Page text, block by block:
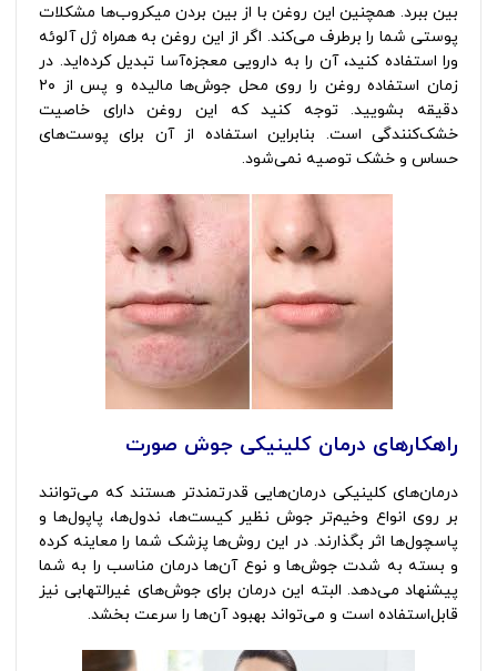
بین ببرد. همچنین این روغن با از بین بردن میکروب‌ها مشکلات
پوستی شما را برطرف می‌کند. اگر از این روغن به همراه ژل آلوئه
ورا استفاده کنید، آن را به دارویی معجزه‌آسا تبدیل کرده‌اید. در
زمان استفاده روغن را روی محل جوش‌ها مالیده و پس از ۲۰
دقیقه بشویید. توجه کنید که این روغن دارای خاصیت
خشک‌کنندگی است. بنابراین استفاده از آن برای پوست‌های
حساس و خشک توصیه نمی‌شود.
راهکارهای درمان کلینیکی جوش صورت
درمان‌های کلینیکی درمان‌هایی قدرتمندتر هستند که می‌توانند
بر روی انواع وخیم‌تر جوش نظیر کیست‌ها، ندول‌ها، پاپول‌ها و
پاسچول‌ها اثر بگذارند. در این روش‌ها پزشک شما را معاینه کرده
و بسته به شدت جوش‌ها و نوع آن‌ها درمان مناسب را به شما
پیشنهاد می‌دهد. البته این درمان‌ برای جوش‌های غیرالتهابی نیز
قابل‌استفاده است و می‌تواند بهبود آن‌ها را سرعت بخشد.